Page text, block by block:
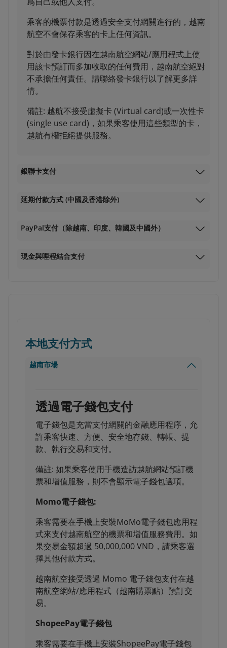
乘客的機票付款是透過安全支付網關進行的，越南
航空不會保存乘客的卡上任何資訊。
對於由發卡銀行因在越南航空網站/應用程式上使
用該卡預訂而多加收取的任何費用，越南航空絕對
不承擔任何責任。請聯絡發卡銀行以了解更多詳
情。
備註: 越航不接受虛擬卡 (Virtual card)或一次性卡
(single use card)，如果乘客使用這些類型的卡，
越航有權拒絕提供服務。
銀聯卡支付
延期付款方式 (中國及香港除外)
PayPal支付（除越南、印度、韓國及中國外）
現金與哩程結合支付
本地支付方式
越南市場
透過電子錢包支付
電子錢包是充當支付網關的金融應用程序，允
許乘客快速、方便、安全地存錢、轉帳、提
款、執行交易和支付。
備註: 如果乘客使用手機造訪越航網站預訂機
票和增值服務，則不會顯示電子錢包選項。
Momo電子錢包:
乘客需要在手機上安裝MoMo電子錢包應用程
式來支付越南航空的機票和增值服務費用。如
果交易金額超過 50,000,000 VND，請乘客選
擇其他付款方式。
越南航空接受透過 Momo 電子錢包支付在越
南航空網站/應用程式（越南購票點）預訂交
易。
ShopeePay電子錢包
乘客需要在手機上安裝ShopeePay電子錢包